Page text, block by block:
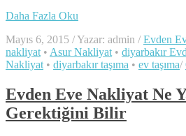
Daha Fazla Oku
Mayıs 6, 2015 /Yazar: admin / Evden
nakliyat • Asur Nakliyat • diyarbakır
Nakliyat • diyarbakır taşıma • ev taşıma/
Evden Eve Nakliyat Ne
Gerektiğini Bilir